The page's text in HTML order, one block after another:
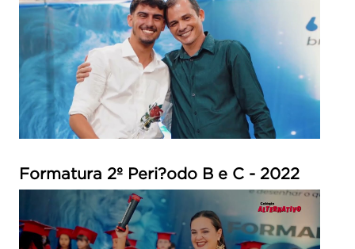
Formatura 2º Peri?odo B e C - 2022